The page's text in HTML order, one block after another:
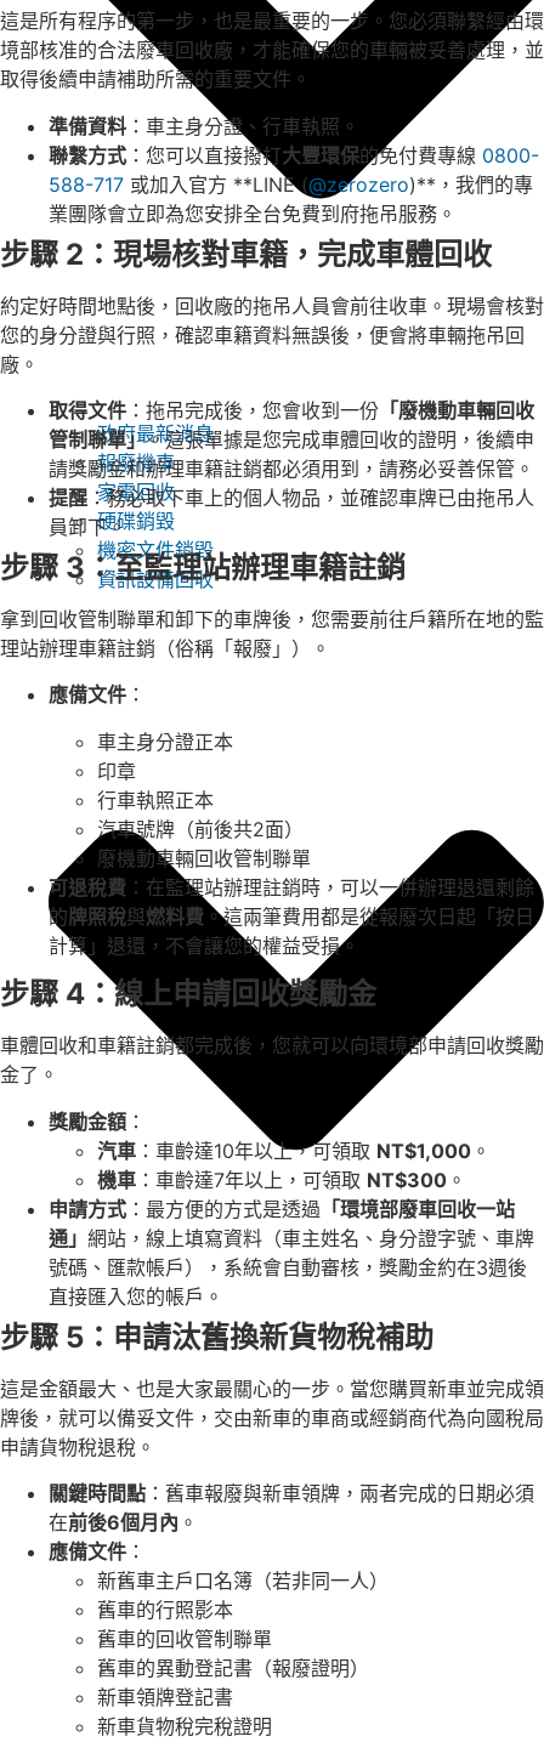
政府最新消息
報廢機車
家電回收
硬碟銷毀
機密文件銷毀
資訊設備回收
這是所有程序的第一步，也是最重要的一步。您必須聯繫經由環
境部核准的合法廢車回收廠，才能確保您的車輛被妥善處理，並
取得後續申請補助所需的重要文件。
準備資料 ：車主身分證、行車執照。
聯繫方式 ：您可以直接撥打大豐環保的免付費專線 0800-
588-717 或加入官方 **LINE (@zerozero)**，我們的專
業團隊會立即為您安排全台免費到府拖吊服務。
步驟 2：現場核對車籍，完成車體回收
約定好時間地點後，回收廠的拖吊人員會前往收車。現場會核對
您的身分證與行照，確認車籍資料無誤後，便會將車輛拖吊回
廠。
取得文件 ：拖吊完成後，您會收到一份 「廢機動車輛回收
管制聯單」。這張單據是您完成車體回收的證明，後續申
請獎勵金和辦理車籍註銷都必須用到，請務必妥善保管。
提醒 ：務必取下車上的個人物品，並確認車牌已由拖吊人
員卸下。
步驟 3：至監理站辦理車籍註銷
拿到回收管制聯單和卸下的車牌後，您需要前往戶籍所在地的監
理站辦理車籍註銷（俗稱「報廢」）。
應備文件 ：
車主身分證正本
印章
行車執照正本
汽車號牌（前後共2面）
廢機動車輛回收管制聯單
可退稅費 ：在監理站辦理註銷時，可以一併辦理退還剩餘
的 牌照稅與燃料費 。這兩筆費用都是從報廢次日起「按日
計算」退還，不會讓您的權益受損。
步驟 4：線上申請回收獎勵金
車體回收和車籍註銷都完成後，您就可以向環境部申請回收獎勵
金了。
獎勵金額 ：
汽車 ：車齡達10年以上，可領取 NT$1,000 。
機車 ：車齡達7年以上，可領取 NT$300 。
申請方式 ：最方便的方式是透過 「環境部廢車回收一站
通」 網站，線上填寫資料（車主姓名、身分證字號、車牌
號碼、匯款帳戶），系統會自動審核，獎勵金約在3週後
直接匯入您的帳戶。
步驟 5：申請汰舊換新貨物稅補助
這是金額最大、也是大家最關心的一步。當您購買新車並完成領
牌後，就可以備妥文件，交由新車的車商或經銷商代為向國稅局
申請貨物稅退稅。
關鍵時間點 ：舊車報廢與新車領牌，兩者完成的日期必須
在前後6個月內 。
應備文件 ：
新舊車主戶口名簿（若非同一人）
舊車的行照影本
舊車的回收管制聯單
舊車的異動登記書（報廢證明）
新車領牌登記書
新車貨物稅完稅證明